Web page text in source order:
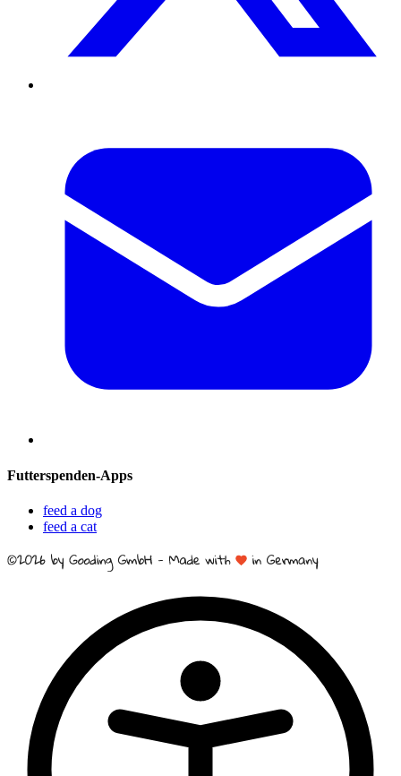
Futterspenden-Apps
feed a dog
feed a cat